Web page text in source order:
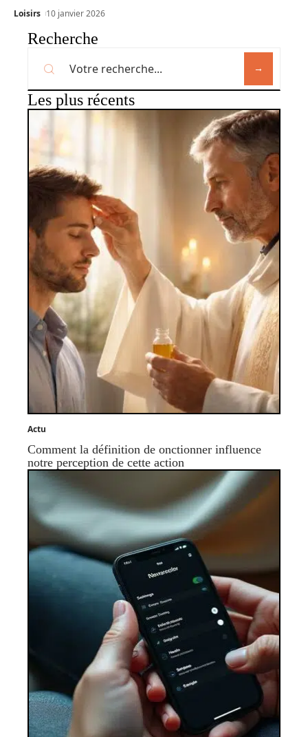
Loisirs 10 janvier 2026
Recherche
Les plus récents
Actu
Comment la définition de onctionner influence
notre perception de cette action